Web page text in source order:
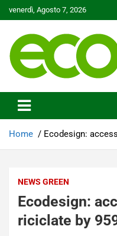
to
venerdì, Agosto 7, 2026
Ecoo.it
Home Ecodesign:
NEWS GREEN
Ecodesign:
riciclate by